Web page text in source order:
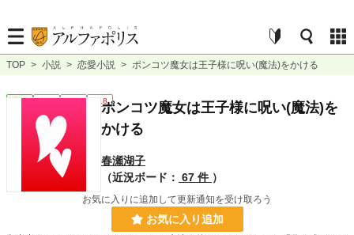
TOP > 小説 > 恋愛小説 > ポンコツ魔女は王子様に呪い(魔法)をかける
恋愛 完結 長編 R18ポンコツ魔女は王子様に呪い(魔法)を
かける
春瀬湖子
（近況ボード： 67 件 ）
お気に入りに追加して更新通知を受け取ろう
お気に入り追加